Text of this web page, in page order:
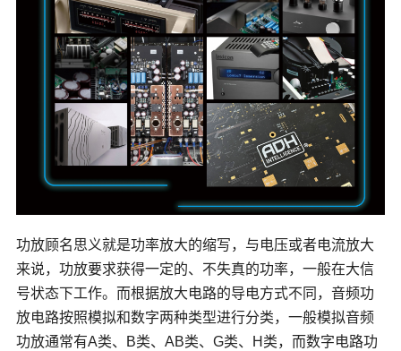
功放顾名思义就是功率放大的缩写，与电压或者电流放大
来说，功放要求获得一定的、不失真的功率，一般在大信
号状态下工作。而根据放大电路的导电方式不同，音频功
放电路按照模拟和数字两种类型进行分类，一般模拟音频
功放通常有A类、B类、AB类、G类、H类，而数字电路功